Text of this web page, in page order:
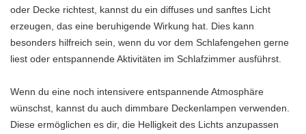
oder Decke richtest, kannst du ein diffuses und sanftes Licht
erzeugen, das eine beruhigende Wirkung hat. Dies kann
besonders hilfreich sein, wenn du vor dem Schlafengehen gerne
liest oder entspannende Aktivitäten im Schlafzimmer ausführst.
Wenn du eine noch intensivere entspannende Atmosphäre
wünschst, kannst du auch dimmbare Deckenlampen verwenden.
Diese ermöglichen es dir, die Helligkeit des Lichts anzupassen